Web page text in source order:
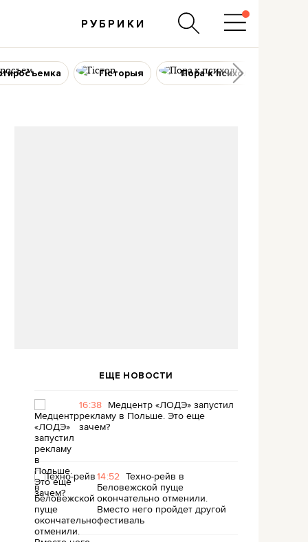
РУБРИКИ
Гісторыя Пора к психологу
ЕЩЕ НОВОСТИ
16:38 Медцентр «ЛОДЭ» запустил
рекламу в Польше. Это еще
зачем?
14:52 Техно-рейв в
Беловежской пуще
окончательно отменили.
Вместо него пройдет другой
фестиваль